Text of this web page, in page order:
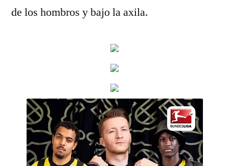
de los hombros y bajo la axila.